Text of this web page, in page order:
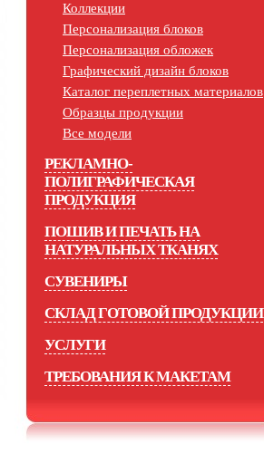
Коллекции
Персонализация блоков
Персонализация обложек
Графический дизайн блоков
Каталог переплетных материалов
Образцы продукции
Все модели
РЕКЛАМНО-
ПОЛИГРАФИЧЕСКАЯ
ПРОДУКЦИЯ
ПОШИВ И ПЕЧАТЬ НА
НАТУРАЛЬНЫХ ТКАНЯХ
СУВЕНИРЫ
СКЛАД ГОТОВОЙ ПРОДУКЦИИ
УСЛУГИ
ТРЕБОВАНИЯ К МАКЕТАМ